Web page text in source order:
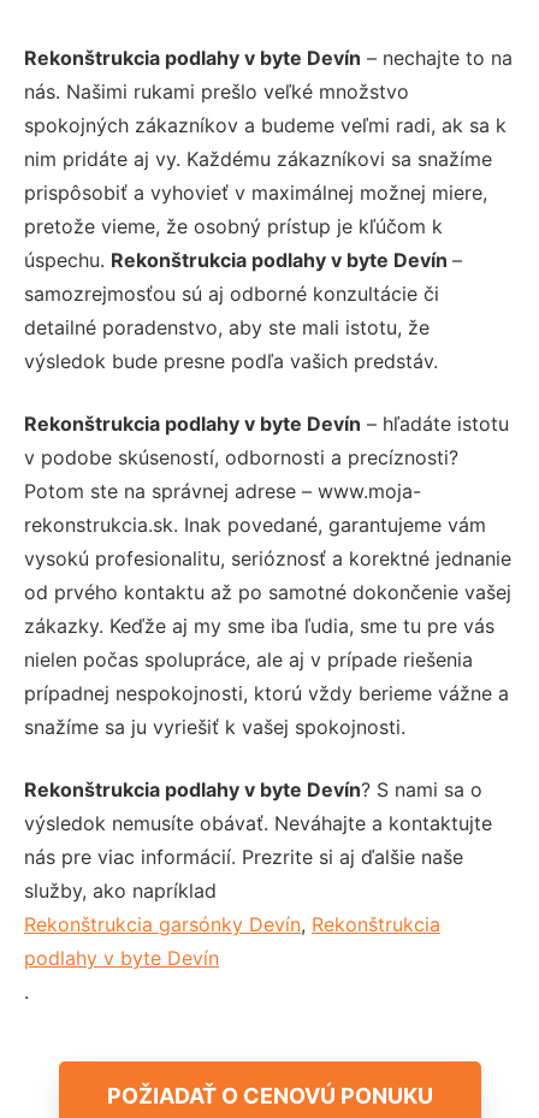
Rekonštrukcia podlahy v byte Devín – nechajte to na
nás. Našimi rukami prešlo veľké množstvo
spokojných zákazníkov a budeme veľmi radi, ak sa k
nim pridáte aj vy. Každému zákazníkovi sa snažíme
prispôsobiť a vyhovieť v maximálnej možnej miere,
pretože vieme, že osobný prístup je kľúčom k
úspechu. Rekonštrukcia podlahy v byte Devín –
samozrejmosťou sú aj odborné konzultácie či
detailné poradenstvo, aby ste mali istotu, že
výsledok bude presne podľa vašich predstáv.
Rekonštrukcia podlahy v byte Devín – hľadáte istotu
v podobe skúseností, odbornosti a precíznosti?
Potom ste na správnej adrese – www.moja-
rekonstrukcia.sk. Inak povedané, garantujeme vám
vysokú profesionalitu, serióznosť a korektné jednanie
od prvého kontaktu až po samotné dokončenie vašej
zákazky. Keďže aj my sme iba ľudia, sme tu pre vás
nielen počas spolupráce, ale aj v prípade riešenia
prípadnej nespokojnosti, ktorú vždy berieme vážne a
snažíme sa ju vyriešiť k vašej spokojnosti.
Rekonštrukcia podlahy v byte Devín? S nami sa o
výsledok nemusíte obávať. Neváhajte a kontaktujte
nás pre viac informácií. Prezrite si aj ďalšie naše
služby, ako napríklad
Rekonštrukcia garsónky Devín, Rekonštrukcia
podlahy v byte Devín
.
POŽIADAŤ O CENOVÚ PONUKU